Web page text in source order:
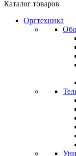
Каталог товаров
Оргтехника